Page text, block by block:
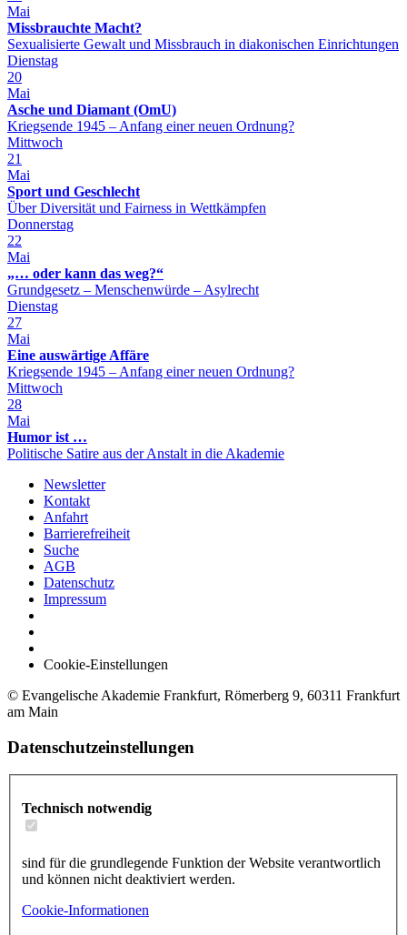
Mai
Missbrauchte Macht?
Sexualisierte Gewalt und Missbrauch in diakonischen Einrichtungen
Dienstag
20
Mai
Asche und Diamant (OmU)
Kriegsende 1945 – Anfang einer neuen Ordnung?
Mittwoch
21
Mai
Sport und Geschlecht
Über Diversität und Fairness in Wettkämpfen
Donnerstag
22
Mai
„… oder kann das weg?“
Grundgesetz – Menschenwürde – Asylrecht
Dienstag
27
Mai
Eine auswärtige Affäre
Kriegsende 1945 – Anfang einer neuen Ordnung?
Mittwoch
28
Mai
Humor ist …
Politische Satire aus der Anstalt in die Akademie
Newsletter
Kontakt
Anfahrt
Barrierefreiheit
Suche
AGB
Datenschutz
Impressum
Cookie-Einstellungen
© Evangelische Akademie Frankfurt, Römerberg 9, 60311 Frankfurt
am Main
Datenschutzeinstellungen
Technisch notwendig
sind für die grundlegende Funktion der Website verantwortlich
und können nicht deaktiviert werden.
Cookie-Informationen